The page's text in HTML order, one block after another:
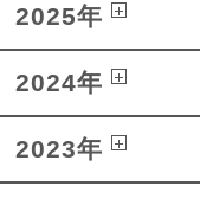
2025年
2024年
2023年